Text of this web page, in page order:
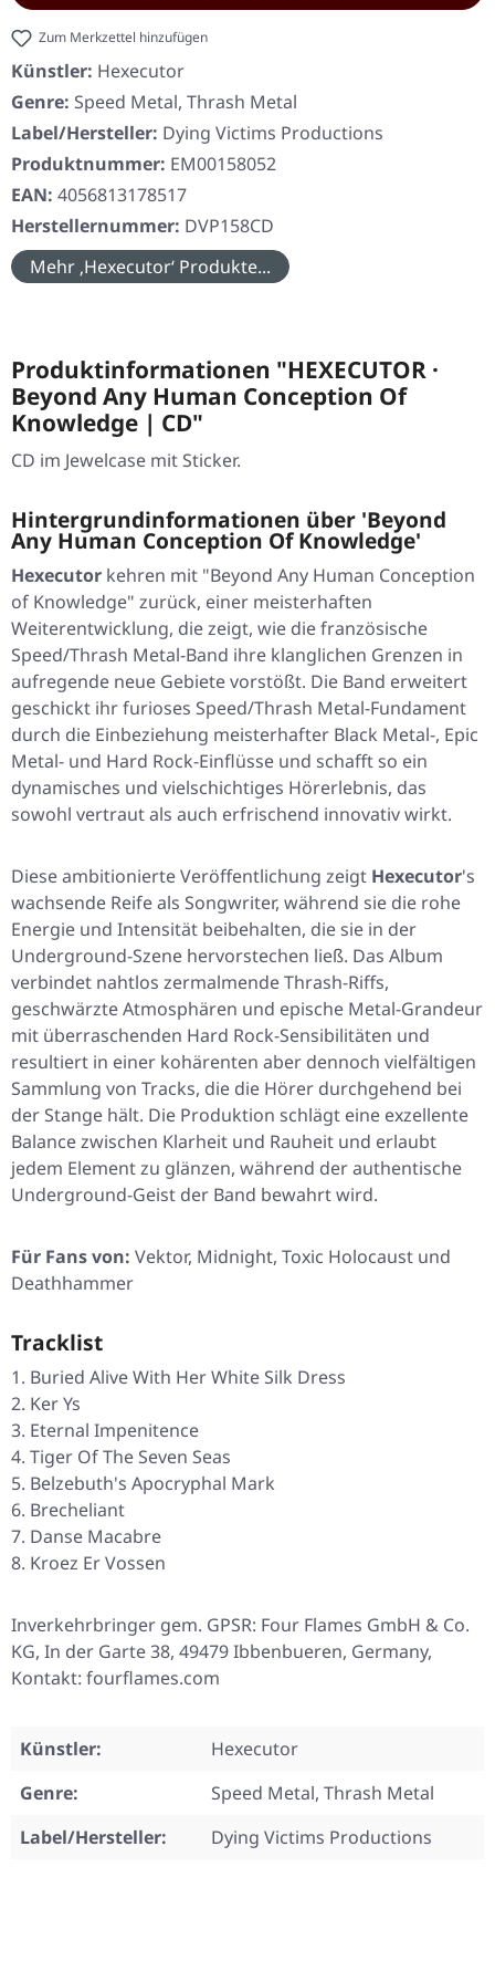
Zum Merkzettel hinzufügen
Künstler: Hexecutor
Genre: Speed Metal, Thrash Metal
Label/Hersteller: Dying Victims Productions
Produktnummer: EM00158052
EAN: 4056813178517
Herstellernummer: DVP158CD
Mehr ‚Hexecutor‘ Produkte...
Produktinformationen "HEXECUTOR ·
Beyond Any Human Conception Of
Knowledge | CD"
CD im Jewelcase mit Sticker.
Hintergrundinformationen über 'Beyond
Any Human Conception Of Knowledge'
Hexecutor kehren mit "Beyond Any Human Conception
of Knowledge" zurück, einer meisterhaften
Weiterentwicklung, die zeigt, wie die französische
Speed/Thrash Metal-Band ihre klanglichen Grenzen in
aufregende neue Gebiete vorstößt. Die Band erweitert
geschickt ihr furioses Speed/Thrash Metal-Fundament
durch die Einbeziehung meisterhafter Black Metal-, Epic
Metal- und Hard Rock-Einflüsse und schafft so ein
dynamisches und vielschichtiges Hörerlebnis, das
sowohl vertraut als auch erfrischend innovativ wirkt.
Diese ambitionierte Veröffentlichung zeigt Hexecutor's
wachsende Reife als Songwriter, während sie die rohe
Energie und Intensität beibehalten, die sie in der
Underground-Szene hervorstechen ließ. Das Album
verbindet nahtlos zermalmende Thrash-Riffs,
geschwärzte Atmosphären und epische Metal-Grandeur
mit überraschenden Hard Rock-Sensibilitäten und
resultiert in einer kohärenten aber dennoch vielfältigen
Sammlung von Tracks, die die Hörer durchgehend bei
der Stange hält. Die Produktion schlägt eine exzellente
Balance zwischen Klarheit und Rauheit und erlaubt
jedem Element zu glänzen, während der authentische
Underground-Geist der Band bewahrt wird.
Für Fans von: Vektor, Midnight, Toxic Holocaust und
Deathhammer
Tracklist
Buried Alive With Her White Silk Dress
Ker Ys
Eternal Impenitence
Tiger Of The Seven Seas
Belzebuth's Apocryphal Mark
Brecheliant
Danse Macabre
Kroez Er Vossen
Inverkehrbringer gem. GPSR: Four Flames GmbH & Co.
KG, In der Garte 38, 49479 Ibbenbueren, Germany,
Kontakt: fourflames.com
Künstler:
Hexecutor
Genre:
Speed Metal, Thrash Metal
Label/Hersteller:
Dying Victims Productions